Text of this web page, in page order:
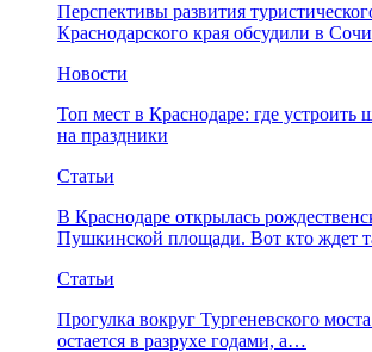
Перспективы развития
Краснодарского края обсудили в Сочи
Новости
Топ мест в Краснодаре: где
на праздники
Статьи
В Краснодаре открылась
Пушкинской площади. Вот кто ждет
Статьи
Прогулка вокруг Тургеневского
остается в разрухе годами, а…